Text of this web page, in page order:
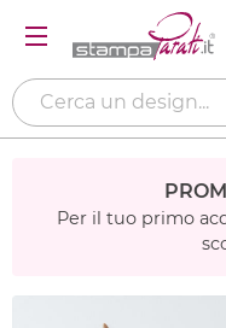
Per il tuo primo